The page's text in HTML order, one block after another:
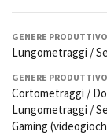
CASTING
GENERE
Lungometraggi /
GENERE
Cortometraggi /
Lungometraggi /
Gaming